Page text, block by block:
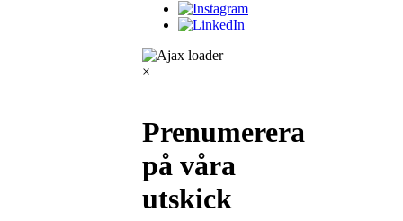
×
Prenumerera
på våra
utskick